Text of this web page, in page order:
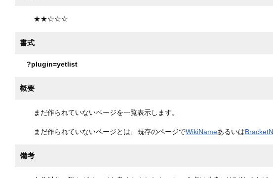
★★☆☆☆
書式
?plugin=yetlist
概要
まだ作られていないページを一覧表示します。
まだ作られていないページとは、既存のページでWikiNameあるいは
備考